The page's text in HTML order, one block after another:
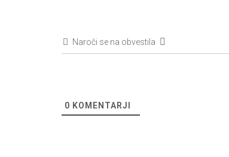
Naroči se na obvestila
0 KOMENTARJI